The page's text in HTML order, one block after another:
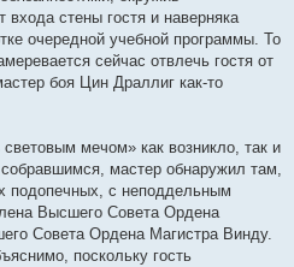
стены гостя и наверняка
очередной учебной программы. То
сейчас отвлечь гостя от
боя Цин Драллиг как-то
мечом» как возникло, так и
мастер обнаружил там,
подопечных, с неподдельным
Высшего Совета Ордена
Совета Ордена Магистра Винду.
поскольку гость